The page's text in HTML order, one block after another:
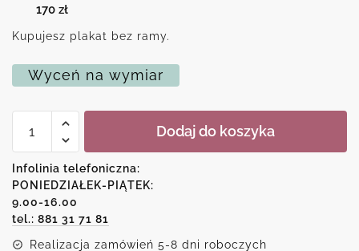
170 zł
Kupujesz plakat bez ramy.
Wyceń na wymiar
Plakat
dziadków
z
napisem
Dodaj do koszyka
Infolinia telefoniczna:
PONIEDZIAŁEK-PIĄTEK:
9.00-16.00
tel.: 881 31 71 81
Realizacja zamówień 5-8 dni roboczych